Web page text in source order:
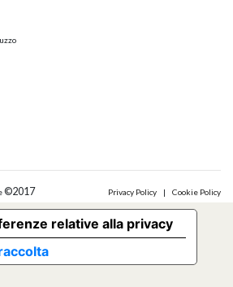
©2017 Privacy Policy | Cookie Policy
relative alla privacy